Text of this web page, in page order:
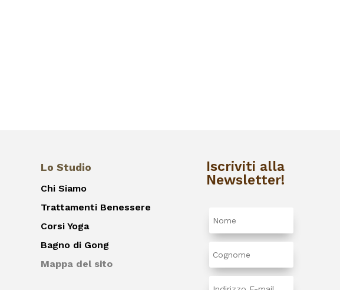
Lo Studio
Chi Siamo
Trattamenti Benessere
Corsi Yoga
Bagno di Gong
Mappa del sito
Iscriviti alla
Newsletter!